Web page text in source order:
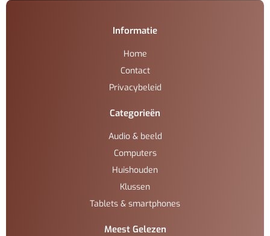
Informatie
Home
Contact
Privacybeleid
Categorieën
Audio & beeld
Computers
Huishouden
Klussen
Tablets & smartphones
Meest Gelezen